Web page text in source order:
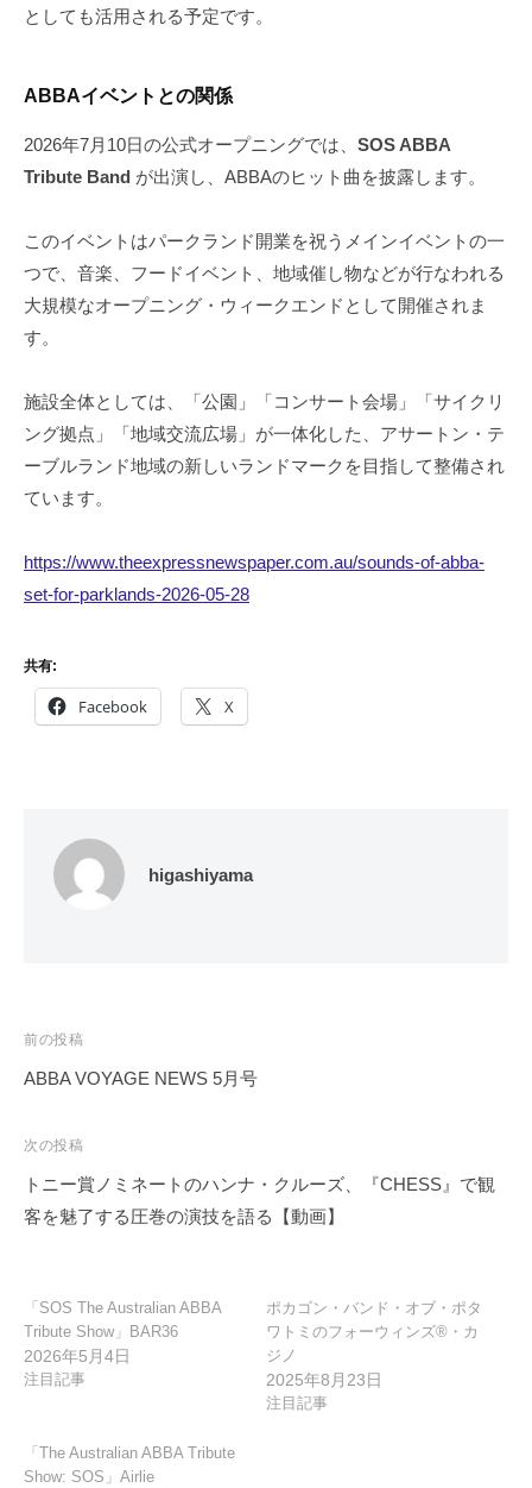
としても活用される予定です。
ABBAイベントとの関係
2026年7月10日の公式オープニングでは、 SOS ABBA
Tribute Band が出演し、ABBAのヒット曲を披露します。
このイベントはパークランド開業を祝うメインイベントの一
つで、音楽、フードイベント、地域催し物などが行なわれる
大規模なオープニング・ウィークエンドとして開催されま
す。
施設全体としては、「公園」「コンサート会場」「サイクリ
ング拠点」「地域交流広場」が一体化した、アサートン・テ
ーブルランド地域の新しいランドマークを目指して整備され
ています。
https://www.theexpressnewspaper.com.au/sounds-of-abba-
set-for-parklands-2026-05-28
共有:
Facebook X
higashiyama
投
稿
ビ
ゲ
ー
ン
前の投稿
ABBA VOYAGE NEWS 5月号
次の投稿
トニー賞ノミネートのハンナ・クルーズ、『CHESS』で観
客を魅了する圧巻の演技を語る【動画】
「SOS The Australian ABBA
Tribute Show」BAR36
2026年5月4日
注目記事
ポカゴン・バンド・オブ・ポタ
ワトミのフォーウィンズ®・カ
ジノ
2025年8月23日
注目記事
「The Australian ABBA Tribute
Show: SOS」Airlie